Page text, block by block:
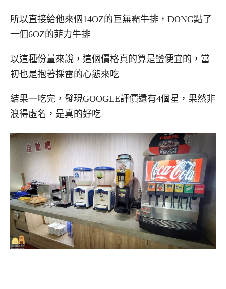
所以直接給他來個14OZ的巨無霸牛排，DONG點了
一個6OZ的菲力牛排
以這種份量來說，這個價格真的算是蠻便宜的，當
初也是抱著採雷的心態來吃
結果一吃完，發現GOOGLE評價還有4個星，果然非
浪得虛名，是真的好吃